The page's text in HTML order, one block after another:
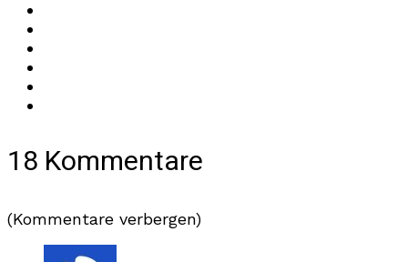
18 Kommentare
(Kommentare verbergen)